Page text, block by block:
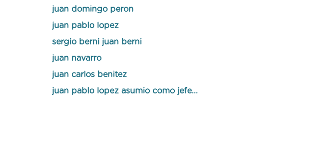
juan domingo peron
juan pablo lopez
sergio berni juan berni
juan navarro
juan carlos benitez
juan pablo lopez asumio como jefe...